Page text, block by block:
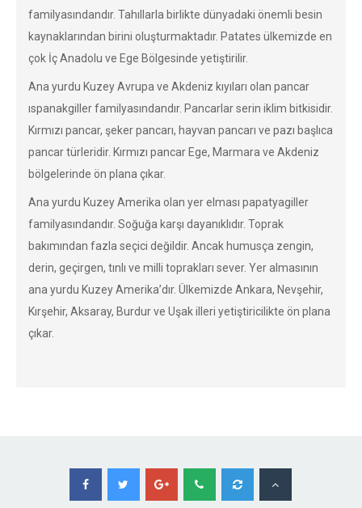
familyasındandır. Tahıllarla birlikte dünyadaki önemli besin
kaynaklarından birini oluşturmaktadır. Patates ülkemizde en
çok İç Anadolu ve Ege Bölgesinde yetiştirilir.
Ana yurdu Kuzey Avrupa ve Akdeniz kıyıları olan pancar
ıspanakgiller familyasındandır. Pancarlar serin iklim bitkisidir.
Kırmızı pancar, şeker pancarı, hayvan pancarı ve pazı başlıca
pancar türleridir. Kırmızı pancar Ege, Marmara ve Akdeniz
bölgelerinde ön plana çıkar.
Ana yurdu Kuzey Amerika olan yer elması papatyagiller
familyasındandır. Soğuğa karşı dayanıklıdır. Toprak
bakımından fazla seçici değildir. Ancak humusça zengin,
derin, geçirgen, tınlı ve milli toprakları sever. Yer almasının
ana yurdu Kuzey Amerika’dır. Ülkemizde Ankara, Nevşehir,
Kırşehir, Aksaray, Burdur ve Uşak illeri yetiştiricilikte ön plana
çıkar.